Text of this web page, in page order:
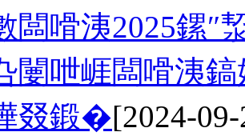
闆嗗洟2025鏍″
闄呭崕闆嗗洟
叕鍛�[2024-